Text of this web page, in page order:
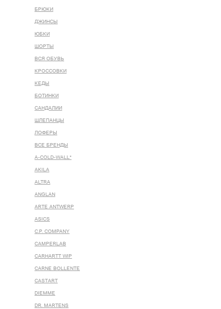
БРЮКИ
ДЖИНСЫ
ЮБКИ
ШОРТЫ
ВСЯ ОБУВЬ
КРОССОВКИ
КЕДЫ
БОТИНКИ
САНДАЛИИ
ШЛЕПАНЦЫ
ЛОФЕРЫ
ВСЕ БРЕНДЫ
A-COLD-WALL*
AKILA
ALTRA
ANGLAN
ARTE ANTWERP
ASICS
C.P. COMPANY
CAMPERLAB
CARHARTT WIP
CARNE BOLLENTE
CASTART
DIEMME
DR. MARTENS